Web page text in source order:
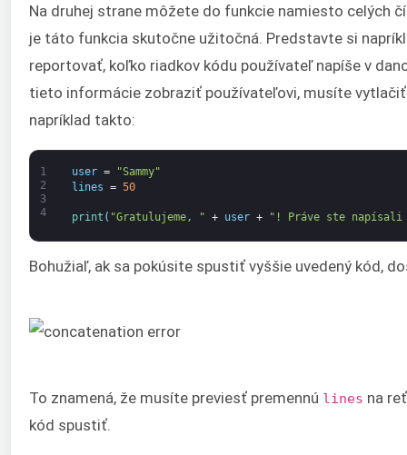
Na druhej strane môžete do funkcie namiesto celých
je táto funkcia skutočne užitočná. Predstavte si
reportovať, koľko riadkov kódu používateľ napíše v
tieto informácie zobraziť používateľovi, musíte
napríklad takto:
1
2
3
4
user =
"Sammy"
lines = 50
print ( "Gratulujeme, " + user + "! Práve ste
Bohužiaľ, ak sa pokúsite spustiť vyššie uvedený kód,
To znamená, že musíte previesť premennú lines na
kód spustiť.